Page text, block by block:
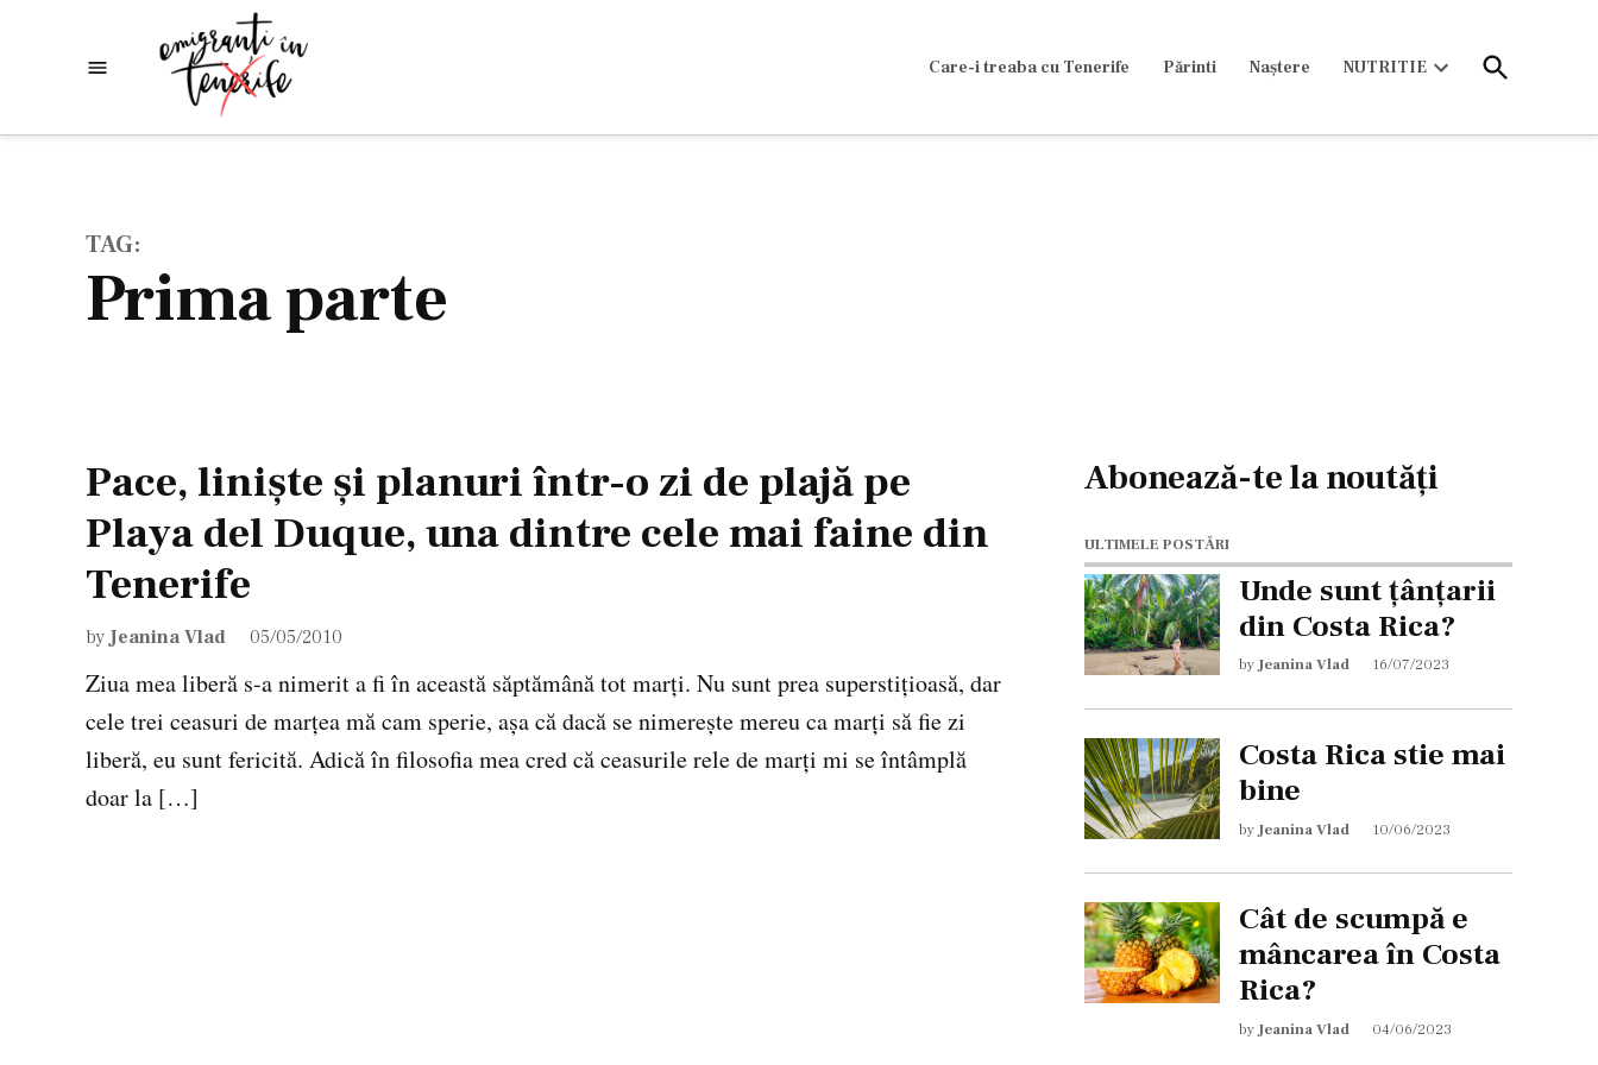
Care-i treaba cu Tenerife Părinti Naștere NUTRITIE
Open
Search
TAG:
prima parte
Pace, linişte şi planuri într-o zi de plajă pe
Playa del Duque, una dintre cele mai faine din
Tenerife
by Jeanina Vlad 05/05/2010
Ziua mea liberă s-a nimerit a fi în această săptămână tot marţi. Nu sunt prea superstiţioasă, dar
cele trei ceasuri de marţea mă cam sperie, aşa că dacă se nimereşte mereu ca marţi să fie zi
liberă, eu sunt fericită. Adică în filosofia mea cred că ceasurile rele de marţi mi se întâmplă
doar la […]
Abonează-te la noutăți
ULTIMELE POSTĂRI
Unde sunt țânțarii
din Costa Rica?
byJeanina Vlad 16/07/2023
Costa Rica stie mai
bine
by Jeanina Vlad 10/06/2023
Cât de scumpă e
mâncarea în Costa
Rica?
by Jeanina Vlad 04/06/2023